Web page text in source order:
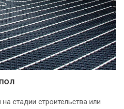
стадии строительства или